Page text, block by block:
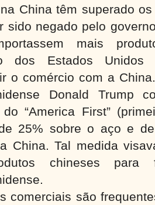
China têm superado
sido negado pelo
mais
dos Estados Unidos
o comércio com a
Donald Trump
“America First”
25% sobre o aço e
China. Tal medida
chineses para
comerciais são